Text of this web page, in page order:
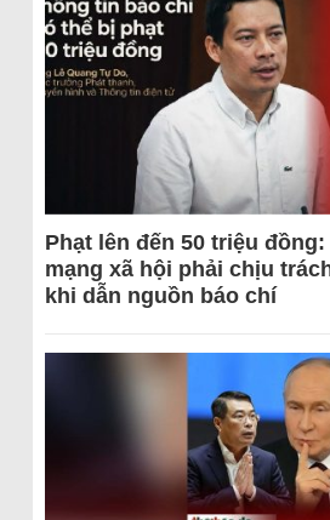
Phạt lên đến 50 triệu
mạng xã hội phải chịu
khi dẫn nguồn báo chí